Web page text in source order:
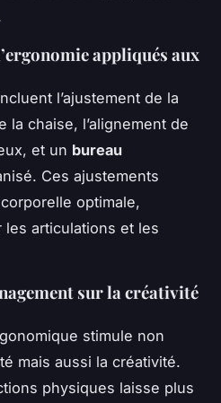
appliqués aux
l’ajustement de la
la chaise, l’alignement de
et un bureau
Ces ajustements
optimale,
articulations et les
sur la créativité
stimule non
mais aussi la créativité.
physiques laisse plus